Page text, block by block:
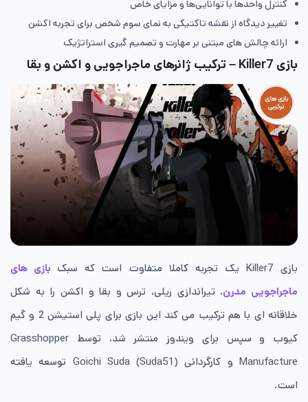
کنترل واحدها با توانایی‌ها و مزایای خاص
تغییر دیدگاه از نقشه تاکتیکی به نمای سوم شخص برای تجربه اکشن
ارائه چالش های مبتنی بر مهارت و تصمیم گیری استراتژیک
بازی Killer7 – ترکیب ژانرهای ماجراجویی و اکشن و بقا
بازی Killer7 یک تجربه کاملا متفاوت است که سبک
بازی های
ماجراجویی مدرن، تیراندازی ریلی، ترس و بقا و اکشن را به شکل
خلاقانه ای با هم ترکیب می کند این بازی برای پلی استیشن 2 و گیم
کیوب و سپس برای ویندوز منتشر شد، توسط Grasshopper
Manufacture و کارگردانی Goichi Suda (Suda51) توسعه یافته
است.